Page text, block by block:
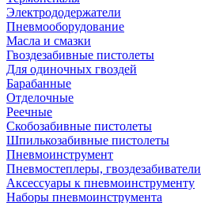
Электрододержатели
Пневмооборудование
Масла и смазки
Гвоздезабивные пистолеты
Для одиночных гвоздей
Барабанные
Отделочные
Реечные
Скобозабивные пистолеты
Шпилькозабивные пистолеты
Пневмоинструмент
Пневмостеплеры, гвоздезабиватели
Аксессуары к пневмоинструменту
Наборы пневмоинструмента